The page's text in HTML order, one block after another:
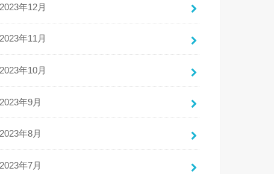
2023年12月
2023年11月
2023年10月
2023年9月
2023年8月
2023年7月